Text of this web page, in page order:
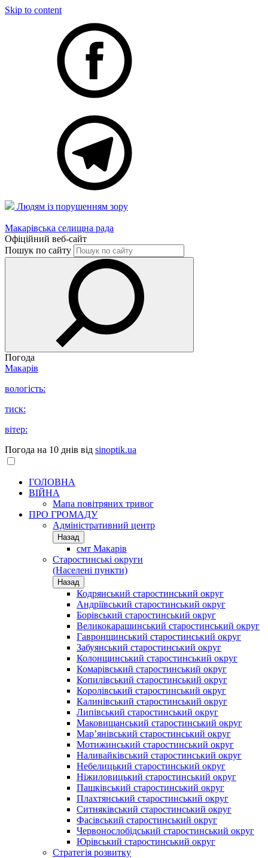
Skip to content
Людям із порушенням зору
Макарівська селищна рада
Офіційний веб-сайт
Пошук по сайту
Погода
Макарів
вологість:
тиск:
вітер:
Погода на 10 днів від sinoptik.ua
ГОЛОВНА
ВІЙНА
Мапа повітряних тривог
ПРО ГРОМАДУ
Aдміністративний центр
Назад
смт Макарів
Старостинські округи
(Населені пункти)
Назад
Кодрянський старостинський округ
Андріївський старостинський округ
Борівський старостинський округ
Великокарашинський старостинський округ
Гавронщинський старостинський округ
Забуянський старостинський округ
Колонщинський старостинський округ
Комарівський старостинський округ
Копилівський старостинський округ
Королівський старостинський округ
Калинівський старостинський округ
Липівський старостинський округ
Маковищанський старостинський округ
Мар’янівський старостинський округ
Мотижинський старостинський округ
Наливайківський старостинський округ
Небелицький старостинський округ
Ніжиловицький старостинський округ
Пашківський старостинський округ
Плахтянський старостинський округ
Ситняківський старостинський округ
Фасівський старостинський округ
Червонослобідський старостинський округ
Юрівський старостинський округ
Стратегія розвитку